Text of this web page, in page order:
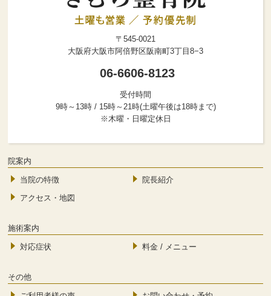
〒545-0021
大阪府大阪市阿倍野区阪南町3丁目8−3
06-6606-8123
受付時間
9時～13時 / 15時～21時(土曜午後は18時まで)
※木曜・日曜定休日
院案内
当院の特徴
院長紹介
アクセス・地図
施術案内
対応症状 料金 / メニュー
その他